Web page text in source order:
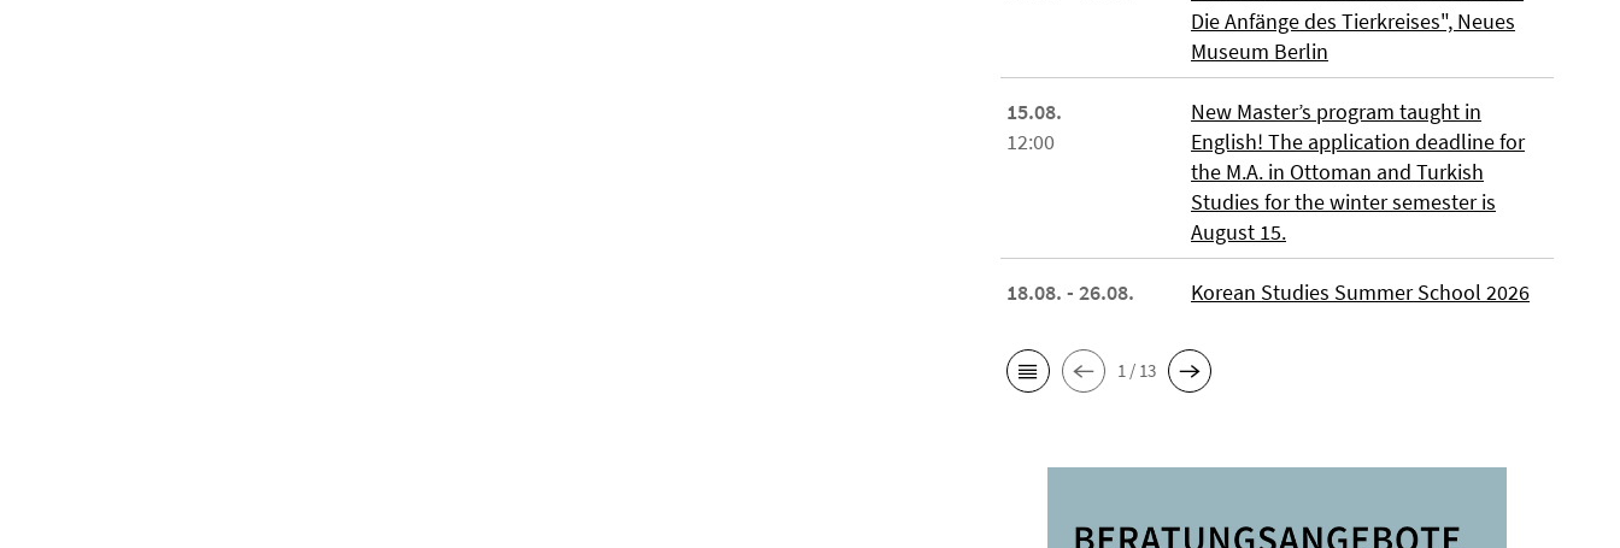
Die Anfänge des Tierkreises", Neues
Museum Berlin
15.08.
12:00
New Master’s program taught in
English! The application deadline for
the M.A. in Ottoman and Turkish
Studies for the winter semester is
August 15.
18.08. - 26.08. Korean Studies Summer School 2026
1 / 13